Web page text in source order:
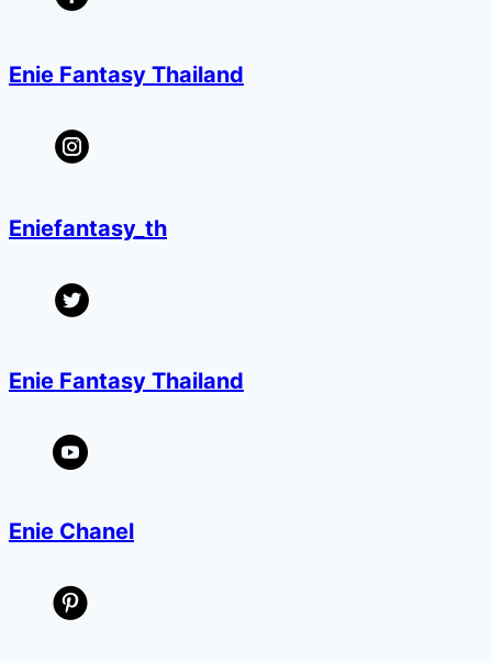
Enie Fantasy Thailand
Eniefantasy_th
Enie Fantasy Thailand
Enie Chanel